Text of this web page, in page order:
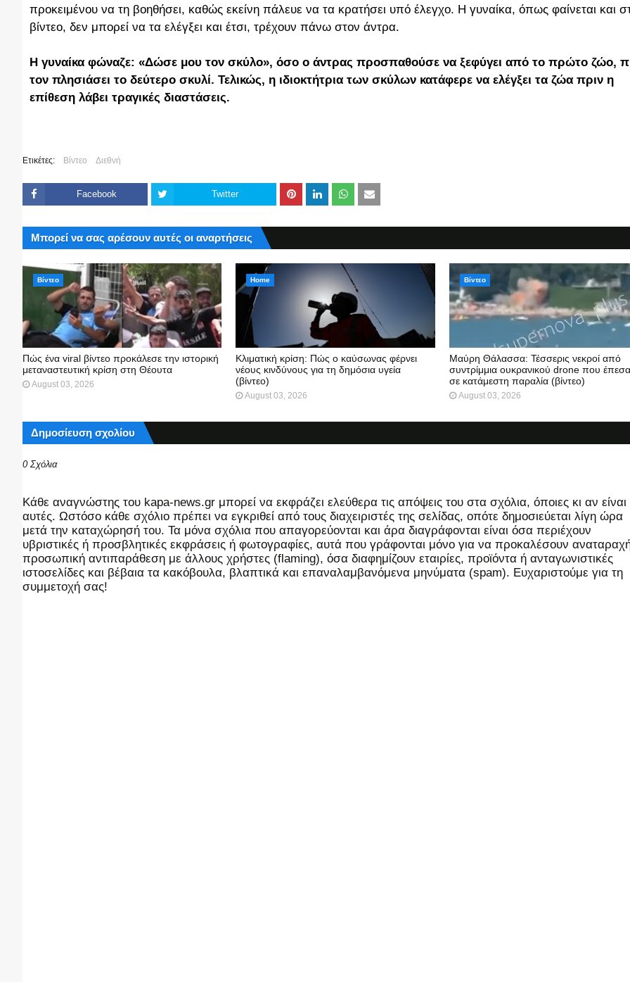
προκειμένου να τη βοηθήσει, καθώς εκείνη πάλευε να τα κρατήσει υπό έλεγχο. Η γυναίκα, όπως φαίνεται και
βίντεο, δεν μπορεί να τα ελέγξει και έτσι, τρέχουν πάνω στον άντρα.
Η γυναίκα φώναζε: «Δώσε μου τον σκύλο», όσο ο άντρας προσπαθούσε να ξεφύγει από το πρώτο ζώο,
τον πλησιάσει το δεύτερο σκυλί. Τελικώς, η ιδιοκτήτρια των σκύλων κατάφερε να ελέγξει τα ζώα πριν η
επίθεση λάβει τραγικές διαστάσεις.
Ετικέτες: Βίντεο Διεθνή
Facebook Twitter
Μπορεί να σας αρέσουν αυτές οι αναρτήσεις
Βίντεο
Πώς ένα viral βίντεο προκάλεσε την ιστορική
μεταναστευτική κρίση στη Θέουτα
August 03, 2026
Home
Κλιματική κρίση: Πώς ο καύσωνας φέρνει
νέους κινδύνους για τη δημόσια υγεία
(βίντεο)
August 03, 2026
Βίντεο
Μαύρη Θάλασσα: Τέσσερις νεκροί από
συντρίμμια ουκρανικού drone που
σε κατάμεστη παραλία (βίντεο)
August 03, 2026
Δημοσίευση σχολίου
0 Σχόλια
Kάθε αναγνώστης του kapa-news.gr μπορεί να εκφράζει ελεύθερα τις απόψεις του στα σχόλια, όποιες κι αν είναι
αυτές. Ωστόσο κάθε σχόλιο πρέπει να εγκριθεί από τους διαχειριστές της σελίδας, οπότε δημοσιεύεται λίγη ώρα
μετά την καταχώρησή του. Τα μόνα σχόλια που απαγορεύονται και άρα διαγράφονται είναι όσα περιέχουν
υβριστικές ή προσβλητικές εκφράσεις ή φωτογραφίες, αυτά που γράφονται μόνο για να προκαλέσουν
προσωπική αντιπαράθεση με άλλους χρήστες (flaming), όσα διαφημίζουν εταιρίες, προϊόντα ή ανταγωνιστικές
ιστοσελίδες και βέβαια τα κακόβουλα, βλαπτικά και επαναλαμβανόμενα μηνύματα (spam). Ευχαριστούμε για τη
συμμετοχή σας!